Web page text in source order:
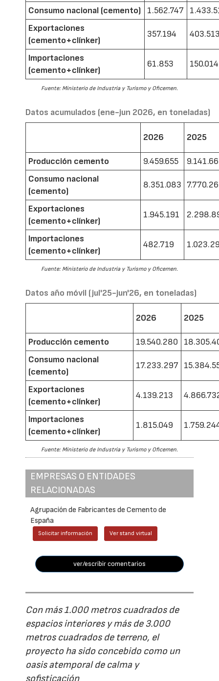
Consumo nacional (cemento)
1.562.747
Exportaciones
(cemento+clínker)
357.194
Importaciones
(cemento+clínker)
61.853 150.014
Fuente: Ministerio de Industria y Turismo y Oficemen.
Datos acumulados (ene-jun 2026, en toneladas)
2026 2025
Producción cemento 9.459.655
Consumo nacional
(cemento)
8.351.083
Exportaciones
(cemento+clínker)
1.945.191
Importaciones
(cemento+clínker)
482.719
Fuente: Ministerio de Industria y Turismo y Oficemen.
Datos año móvil (jul'25-jun'26, en toneladas)
2026 2025
Producción cemento 19.540.280
Consumo nacional
(cemento)
17.233.297
Exportaciones
(cemento+clínker)
4.139.213
Importaciones
(cemento+clínker)
1.815.049
Fuente: Ministerio de Industria y Turismo y Oficemen.
EMPRESAS O ENTIDADES
RELACIONADAS
Agrupación de Fabricantes de Cemento de
España
Solicitar información Ver stand virtual
ver/escribir comentarios
Con más 1.000 metros cuadrados de
espacios interiores y más de 3.000
metros cuadrados de terreno, el
proyecto ha sido concebido como un
oasis atemporal de calma y
sofisticación